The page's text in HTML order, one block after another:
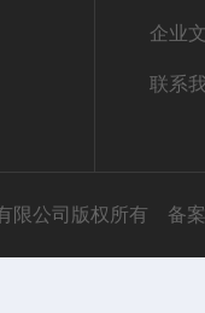
企业
联系
限公司版权所有 备